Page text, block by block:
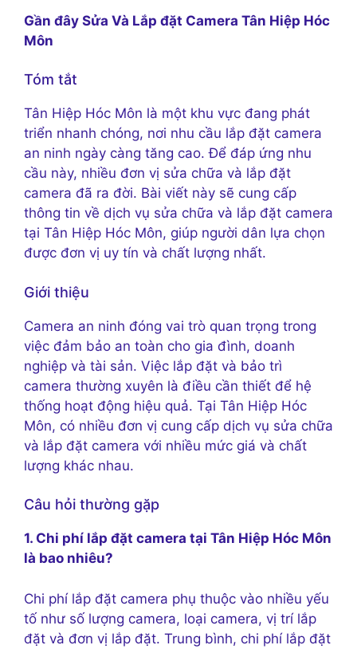
Gần đây Sửa Và Lắp đặt Camera Tân Hiệp Hóc
Môn
Tóm tắt
Tân Hiệp Hóc Môn là một khu vực đang phát
triển nhanh chóng, nơi nhu cầu lắp đặt camera
an ninh ngày càng tăng cao. Để đáp ứng nhu
cầu này, nhiều đơn vị sửa chữa và lắp đặt
camera đã ra đời. Bài viết này sẽ cung cấp
thông tin về dịch vụ sửa chữa và lắp đặt camera
tại Tân Hiệp Hóc Môn, giúp người dân lựa chọn
được đơn vị uy tín và chất lượng nhất.
Giới thiệu
Camera an ninh đóng vai trò quan trọng trong
việc đảm bảo an toàn cho gia đình, doanh
nghiệp và tài sản. Việc lắp đặt và bảo trì
camera thường xuyên là điều cần thiết để hệ
thống hoạt động hiệu quả. Tại Tân Hiệp Hóc
Môn, có nhiều đơn vị cung cấp dịch vụ sửa chữa
và lắp đặt camera với nhiều mức giá và chất
lượng khác nhau.
Câu hỏi thường gặp
1. Chi phí lắp đặt camera tại Tân Hiệp Hóc Môn
là bao nhiêu?
Chi phí lắp đặt camera phụ thuộc vào nhiều yếu
tố như số lượng camera, loại camera, vị trí lắp
đặt và đơn vị lắp đặt. Trung bình, chi phí lắp đặt